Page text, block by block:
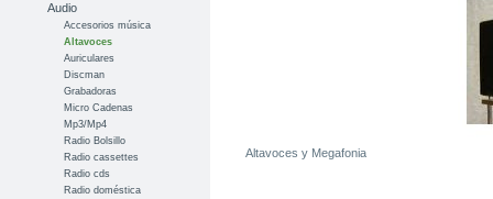
Audio
Accesorios música
Altavoces
Auriculares
Discman
Grabadoras
Micro Cadenas
Mp3/Mp4
Radio Bolsillo
Radio cassettes
Radio cds
Radio doméstica
Altavoces y Megafonia